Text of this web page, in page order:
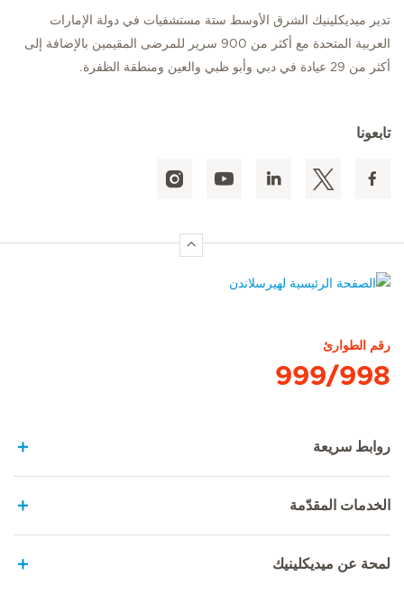
تدير ميديكلينيك الشرق الأوسط ستة مستشفيات في دولة الإمارات
العربية المتحدة مع أكثر من 900 سرير للمرضى المقيمين بالإضافة إلى
أكثر من 29 عيادة في دبي وأبو ظبي والعين ومنطقة الظفرة.
تابعونا
رقم الطوارئ
999/998
روابط سريعة
الخدمات المقدّمة
لمحة عن ميديكلينيك